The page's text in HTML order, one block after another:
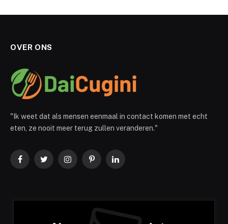
OVER ONS
"Ik weet dat als mensen eenmaal in contact komen met echt
eten, ze nooit meer terug zullen veranderen."
FacebookTwitterInstagramPinterestLinkedIn